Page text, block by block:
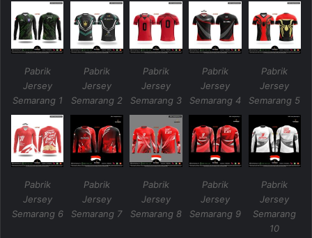
Pabrik
Jersey
Semarang 1
Pabrik
Jersey
Semarang 2
Pabrik
Jersey
Semarang 3
Pabrik
Jersey
Semarang 4
Pabrik
Jersey
Semarang 5
Pabrik
Jersey
Semarang 6
Pabrik
Jersey
Semarang 7
Pabrik
Jersey
Semarang 8
Pabrik
Jersey
Semarang 9
Pabrik
Jersey
Semarang
10